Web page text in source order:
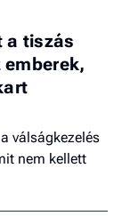
a tiszás
válságkezelés
nem kellett